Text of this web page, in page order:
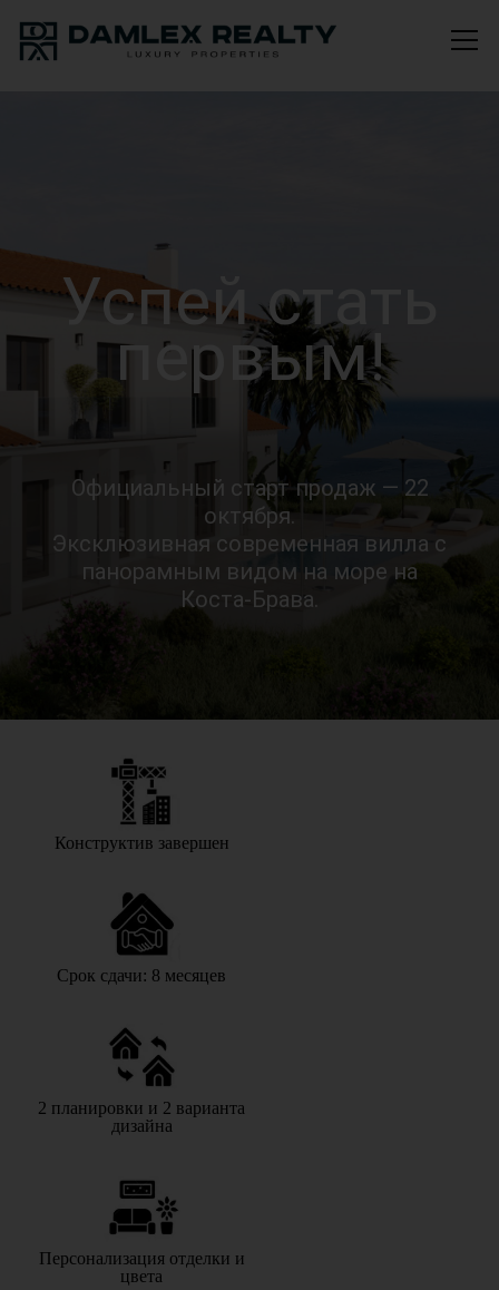
Успей стать
первым!
Официальный старт продаж — 22
октября.
Эксклюзивная современная вилла с
панорамным видом на море на
Коста-Брава.
Конструктив завершен
Срок сдачи: 8 месяцев
2 планировки и 2 варианта
дизайна
Персонализация отделки и
цвета